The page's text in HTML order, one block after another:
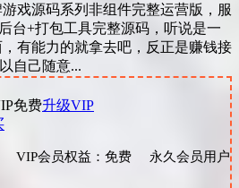
戏源码系列非组件完整运营版，服
台+打包工具完整源码，听说是一
有能力的就拿去吧，反正是赚钱接
自己随意...
免费升级VIP
VIP会员权益：免费 永久会员用户